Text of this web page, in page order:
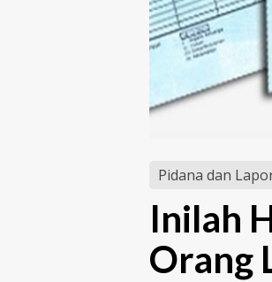
Pidana dan
Inilah
Orang